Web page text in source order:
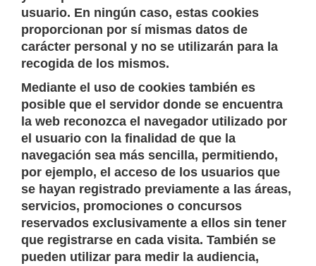
usuario. En ningún caso, estas cookies
proporcionan por sí mismas datos de
carácter personal y no se utilizarán para la
recogida de los mismos.
Mediante el uso de cookies también es
posible que el servidor donde se encuentra
la web reconozca el navegador utilizado por
el usuario con la finalidad de que la
navegación sea más sencilla, permitiendo,
por ejemplo, el acceso de los usuarios que
se hayan registrado previamente a las áreas,
servicios, promociones o concursos
reservados exclusivamente a ellos sin tener
que registrarse en cada visita. También se
pueden utilizar para medir la audiencia,